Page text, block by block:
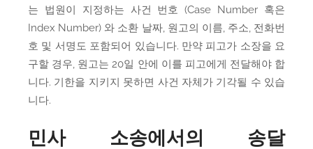
는 법원이 지정하는 사건 번호 (Case Number 혹은
Index Number) 와 소환 날짜, 원고의 이름, 주소, 전화번
호 및 서명도 포함되어 있습니다. 만약 피고가 소장을 요
구할 경우, 원고는 20일 안에 이를 피고에게 전달해야 합
니다. 기한을 지키지 못하면 사건 자체가 기각될 수 있습
니다.
민사 소송에서의 송달